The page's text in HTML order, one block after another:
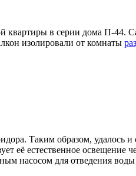
в серии дома П-44.
изолировали от комнаты
Таким образом, удалось
её естественное освещение
насосом для отведения